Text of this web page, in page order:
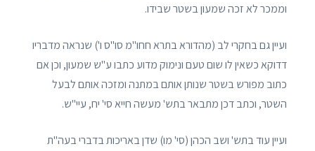
וממכר לא זכה שמעון בשטר שבידו.
ועיין גם בחקרי לב (מהדורא בתרא חחו"מ סו"ס ו') שנראה מדבריו
דדוקא כשאין לו שום טעם ונימוק מדוע כתבו ע"ש שמעון, וכן אם
כתוב מפורש בשטר שנותן אותם במתנה ומזכה אותם לבעל
השטר, וכתב דכן מתבאר בתש' מעשה חייא סי' יח, עיי"ש.
ועיין עוד בתש' ושב הכהן (סי' מו) שדן באריכות בדברי בעה"ת